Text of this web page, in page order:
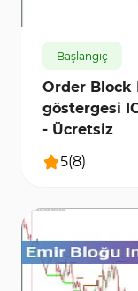
Başlangıç
Order Block
göstergesi
- Ücretsiz
5(8)